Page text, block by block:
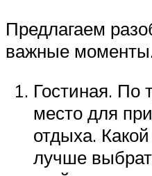
Предлагаем
важные
Гостиная. По
место для
отдыха.
лучше